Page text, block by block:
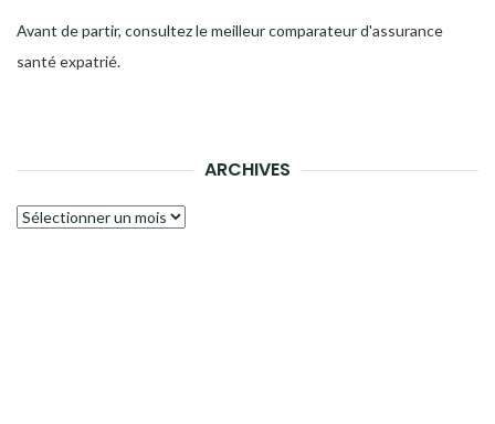
Avant de partir, consultez le meilleur comparateur d'assurance
santé expatrié.
ARCHIVES
Archives